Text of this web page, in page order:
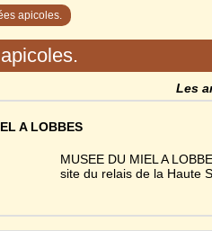
apicoles.
Les
A LOBBES
MUSEE DU MIEL A
site du relais de la Haute